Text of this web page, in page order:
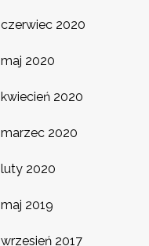
czerwiec 2020
maj 2020
kwiecień 2020
marzec 2020
luty 2020
maj 2019
wrzesień 2017